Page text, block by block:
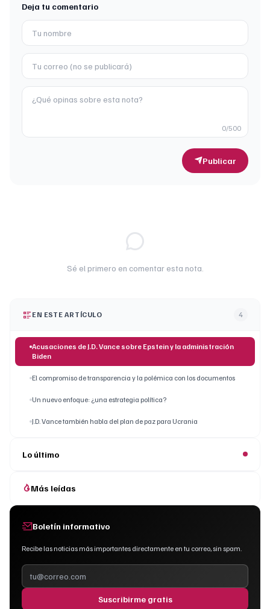
Deja tu comentario
0/500
Publicar
Sé el primero en comentar esta nota.
EN ESTE ARTÍCULO 4
Acusaciones de J.D. Vance sobre Epstein y la administración
Biden
El compromiso de transparencia y la polémica con los documentos
Un nuevo enfoque: ¿una estrategia política?
J.D. Vance también habla del plan de paz para Ucrania
Lo último
Más leídas
Boletín informativo
Recibe las noticias más importantes directamente en tu correo, sin spam.
Suscribirme gratis